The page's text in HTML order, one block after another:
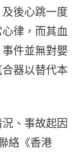
後心跳一度
律，而其血
件並無對嬰
器以替代本
、事故起因
絡《香港